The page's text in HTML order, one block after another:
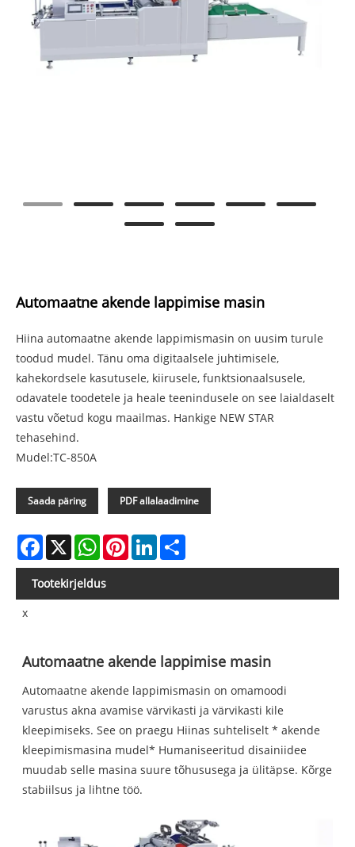
Automaatne akende lappimise masin
Hiina automaatne akende lappimismasin on uusim turule
toodud mudel. Tänu oma digitaalsele juhtimisele,
kahekordsele kasutusele, kiirusele, funktsionaalsusele,
odavatele toodetele ja heale teenindusele on see laialdaselt
vastu võetud kogu maailmas. Hankige NEW STAR
tehasehind.
Mudel:TC-850A
Saada päring PDF allalaadimine
Facebook
X WhatsAppPinterestLinkedIn
Tootekirjeldus
x
Automaatne akende lappimise masin
Automaatne akende lappimismasin on omamoodi
varustus akna avamise värvikasti ja värvikasti kile
kleepimiseks. See on praegu Hiinas suhteliselt * akende
kleepimismasina mudel* Humaniseeritud disainiidee
muudab selle masina suure tõhususega ja ülitäpse. Kõrge
stabiilsus ja lihtne töö.